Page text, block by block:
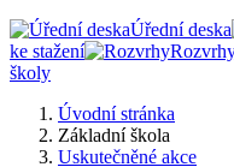
Úřední deska
ke stažení
školy
Úvodní stránka
Základní škola
Uskutečněné akce